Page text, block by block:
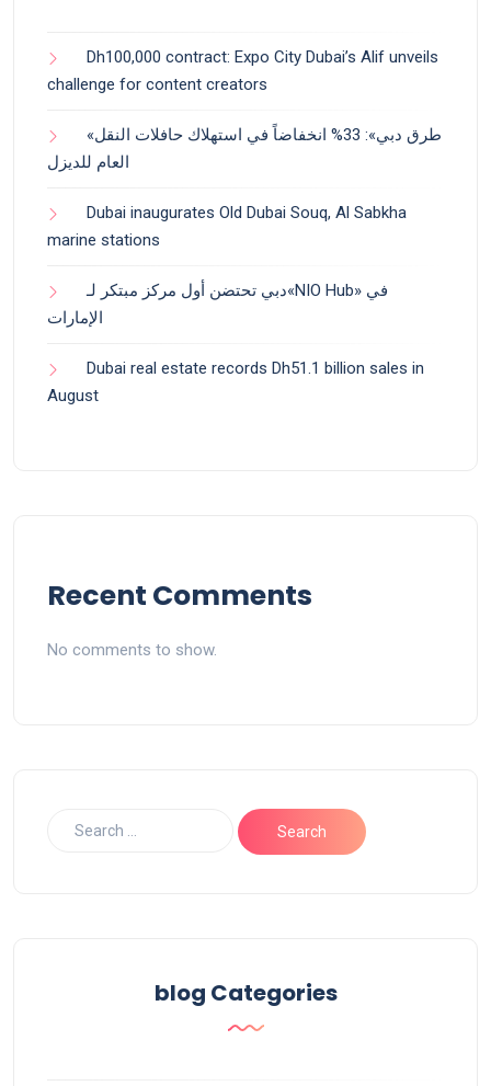
Dh100,000 contract: Expo City Dubai’s Alif unveils
challenge for content creators
«طرق دبي»: 33% انخفاضاً في استهلاك حافلات النقل
العام للديزل
Dubai inaugurates Old Dubai Souq, Al Sabkha
marine stations
دبي تحتضن أول مركز مبتكر لـ«NIO Hub» في
الإمارات
Dubai real estate records Dh51.1 billion sales in
August
Recent Comments
No comments to show.
blog Categories